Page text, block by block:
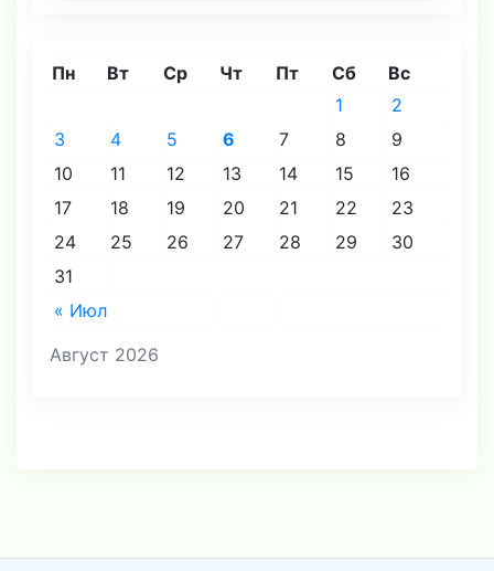
Август 2026
Пн Вт Ср Чт Пт Сб Вс
« Июл
1
2
3
4 5 6 7 8
9
10
11 12 13 14 15
16
17
18 19 20 21 22
23
24
25 26 27 28 29
30
31